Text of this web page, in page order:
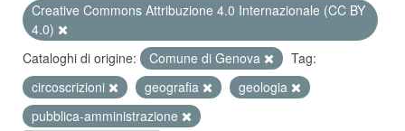
Creative Commons Attribuzione 4.0 Internazionale (CC BY
4.0)
Cataloghi di origine:
Comune di Genova
Tag:
circoscrizioni
geografia
geologia
pubblica-amministrazione